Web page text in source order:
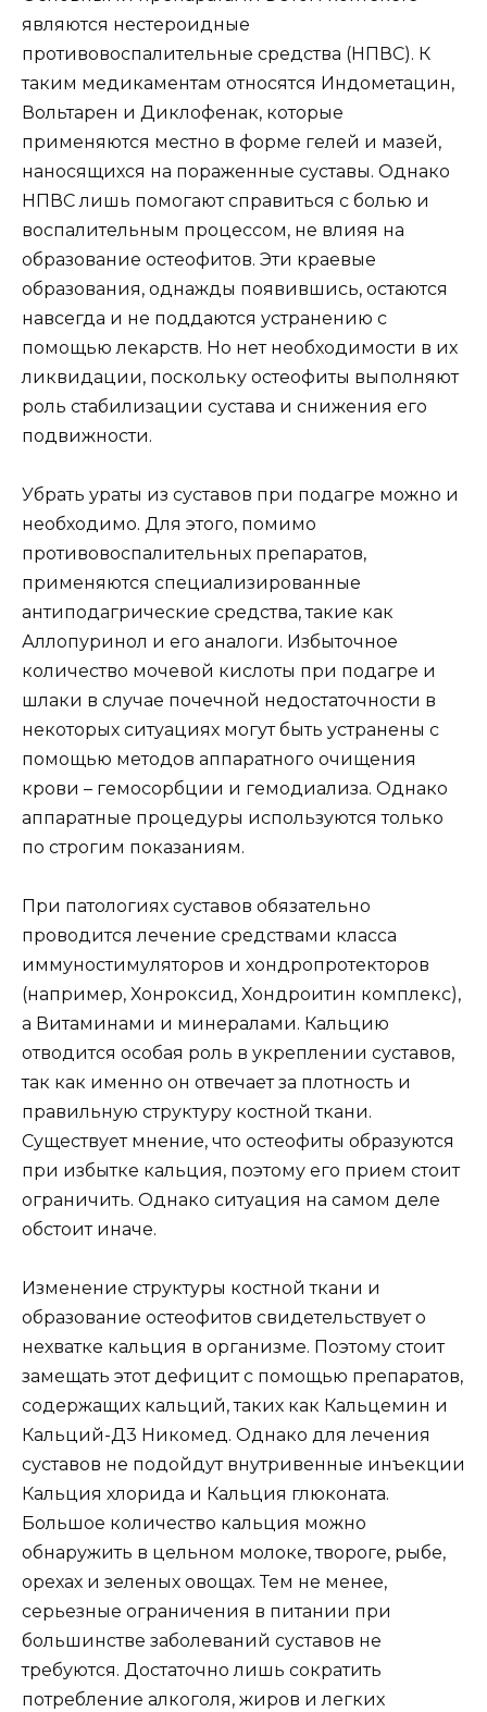
являются нестероидные
противовоспалительные средства (НПВС). К
таким медикаментам относятся Индометацин,
Вольтарен и Диклофенак, которые
применяются местно в форме гелей и мазей,
наносящихся на пораженные суставы. Однако
НПВС лишь помогают справиться с болью и
воспалительным процессом, не влияя на
образование остеофитов. Эти краевые
образования, однажды появившись, остаются
навсегда и не поддаются устранению с
помощью лекарств. Но нет необходимости в их
ликвидации, поскольку остеофиты выполняют
роль стабилизации сустава и снижения его
подвижности.
Убрать ураты из суставов при подагре можно и
необходимо. Для этого, помимо
противовоспалительных препаратов,
применяются специализированные
антиподагрические средства, такие как
Аллопуринол и его аналоги. Избыточное
количество мочевой кислоты при подагре и
шлаки в случае почечной недостаточности в
некоторых ситуациях могут быть устранены с
помощью методов аппаратного очищения
крови – гемосорбции и гемодиализа. Однако
аппаратные процедуры используются только
по строгим показаниям.
При патологиях суставов обязательно
проводится лечение средствами класса
иммуностимуляторов и хондропротекторов
(например, Хонроксид, Хондроитин комплекс),
а Витаминами и минералами. Кальцию
отводится особая роль в укреплении суставов,
так как именно он отвечает за плотность и
правильную структуру костной ткани.
Существует мнение, что остеофиты образуются
при избытке кальция, поэтому его прием стоит
ограничить. Однако ситуация на самом деле
обстоит иначе.
Изменение структуры костной ткани и
образование остеофитов свидетельствует о
нехватке кальция в организме. Поэтому стоит
замещать этот дефицит с помощью препаратов,
содержащих кальций, таких как Кальцемин и
Кальций-Д3 Никомед. Однако для лечения
суставов не подойдут внутривенные инъекции
Кальция хлорида и Кальция глюконата.
Большое количество кальция можно
обнаружить в цельном молоке, твороге, рыбе,
орехах и зеленых овощах. Тем не менее,
серьезные ограничения в питании при
большинстве заболеваний суставов не
требуются. Достаточно лишь сократить
потребление алкоголя, жиров и легких